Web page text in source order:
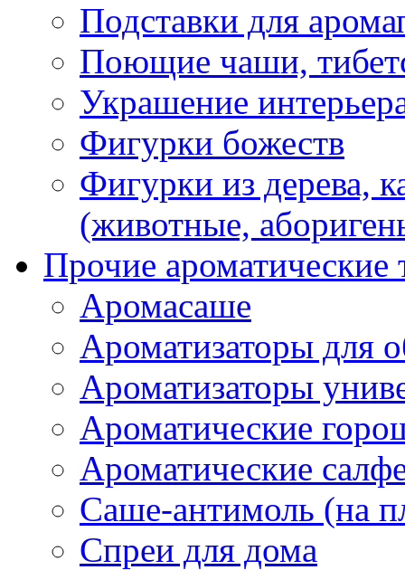
Подставки для
Поющие чаши,
Украшение
Фигурки божеств
Фигурки из дерева,
(животные,
Прочие ароматические
Аромасаше
Ароматизаторы для
Ароматизаторы
Ароматические
Ароматические
Саше-антимоль (на
Спреи для дома